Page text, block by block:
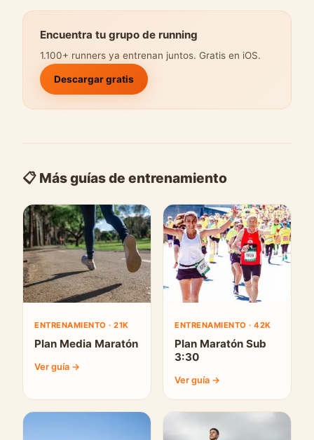
Encuentra tu grupo de running
1.100+ runners ya entrenan juntos. Gratis en iOS.
Descargar gratis
📋 Más guías de entrenamiento
ENTRENAMIENTO · 21K
Plan Media Maratón
Ver guía →
ENTRENAMIENTO · 42K
Plan Maratón Sub
3:30
Ver guía →